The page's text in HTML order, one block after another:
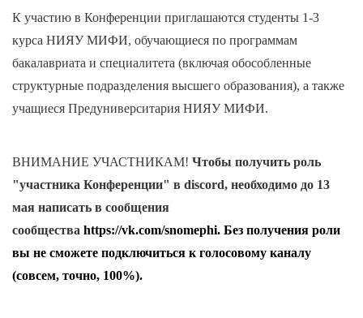
К участию в Конференции приглашаются студенты 1-3
курса НИЯУ МИФИ, обучающиеся по программам
бакалавриата и специалитета (включая обособленные
структурные подразделения высшего образования), а также
учащиеся Предуниверситария НИЯУ МИФИ.
ВНИМАНИЕ УЧАСТНИКАМ! Чтобы получить роль
"участника Конференции" в discord, необходимо до 13
мая написать в сообщения
сообщества https://vk.com/snomephi. Без получения роли
вы не сможете подключиться к голосовому каналу
(совсем, точно, 100%).